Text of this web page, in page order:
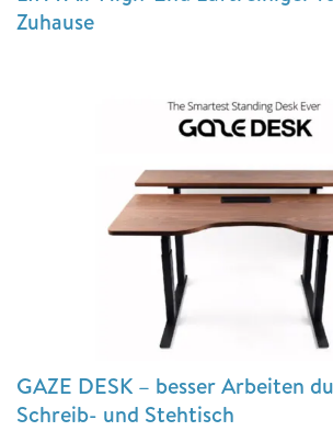
Zuhause
GAZE DESK – besser Arbeiten
Schreib- und Stehtisch